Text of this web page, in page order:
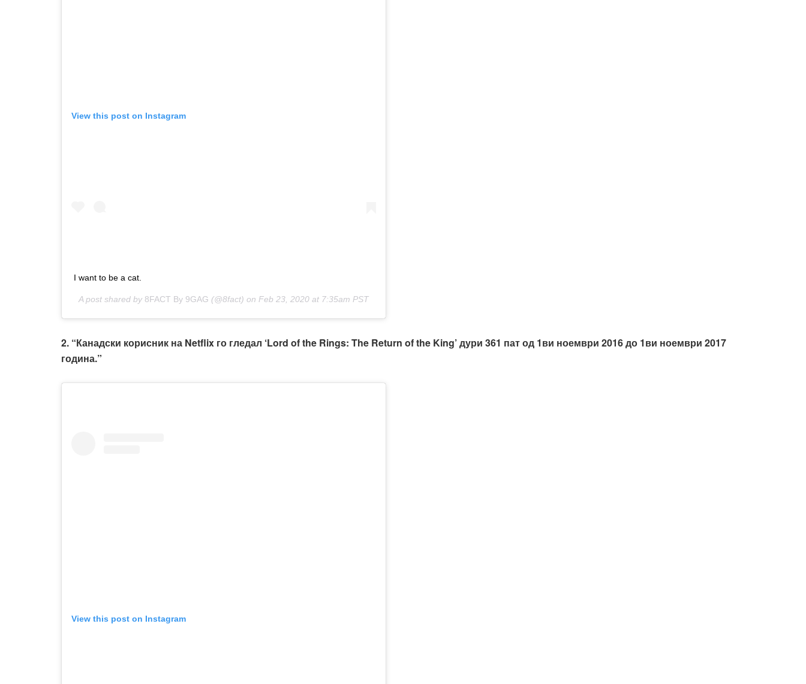
View this post on Instagram
I want to be a cat.
A post shared by 8FACT By 9GAG (@8fact) on Feb 23, 2020 at 7:35am PST
2. “Канадски корисник на Netflix го гледал ‘Lord of the Rings: The Return of the King’ дури 361 пат од 1ви ноември 2016 до 1ви ноември 2017
година.”
View this post on Instagram